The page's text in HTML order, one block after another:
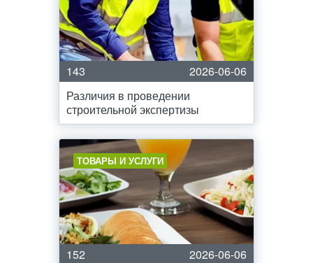
143
2026-06-06
Различия в проведении
строительной экспертизы
ТОВАРЫ И УСЛУГИ
152
2026-06-06